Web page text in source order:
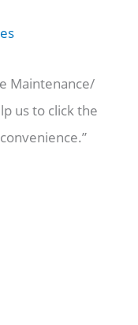
Maintenance/
us to click the